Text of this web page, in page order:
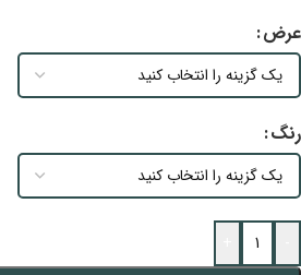
عرض
رنگ